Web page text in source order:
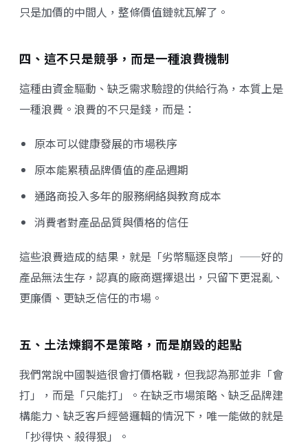
只是加價的中間人，整條價值鏈就瓦解了。
四、這不只是競爭，而是一種浪費機制
這種由資金驅動、缺乏需求驗證的供給行為，本質上是
一種浪費。浪費的不只是錢，而是：
原本可以健康發展的市場秩序
原本能累積品牌價值的產品週期
通路商投入多年的服務網絡與教育成本
消費者對產品品質與價格的信任
這些浪費造成的結果，就是「劣幣驅逐良幣」——好的
產品無法生存，認真的廠商選擇退出，只留下更混亂、
更廉價、更缺乏信任的市場。
五、土法煉鋼不是策略，而是崩毀的起點
我們常說中國製造很會打價格戰，但我認為那並非「會
打」，而是「只能打」。在缺乏市場策略、缺乏品牌建
構能力、缺乏客戶經營邏輯的情況下，唯一能做的就是
「抄得快、殺得狠」。